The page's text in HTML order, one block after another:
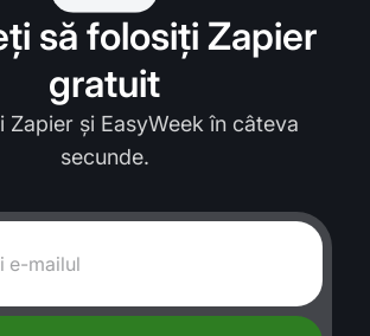
să folosiți Zapier
gratuit
Zapier și EasyWeek în câteva
secunde.